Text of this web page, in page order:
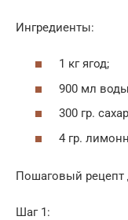
Ингредиенты:
1 кг ягод;
900 мл
300 гр.
4 гр.
Пошаговый
Шаг 1: